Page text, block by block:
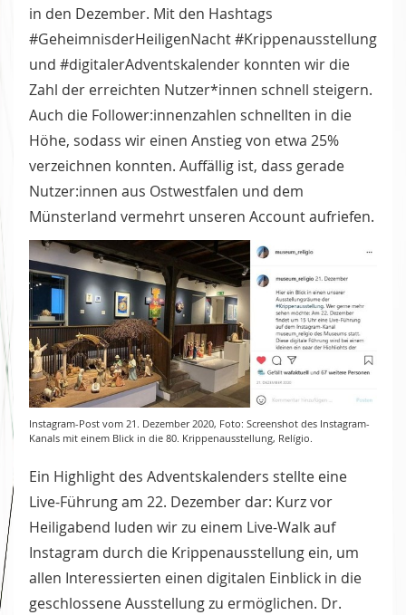
in den Dezember. Mit den Hashtags
#GeheimnisderHeiligenNacht #Krippenausstellung
und #digitalerAdventskalender konnten wir die
Zahl der erreichten Nutzer*innen schnell steigern.
Auch die Follower:innenzahlen schnellten in die
Höhe, sodass wir einen Anstieg von etwa 25%
verzeichnen konnten. Auffällig ist, dass gerade
Nutzer:innen aus Ostwestfalen und dem
Münsterland vermehrt unseren Account aufriefen.
Instagram-Post vom 21. Dezember 2020, Foto: Screenshot des Instagram-
Kanals mit einem Blick in die 80. Krippenausstellung, Relígio.
Ein Highlight des Adventskalenders stellte eine
Live-Führung am 22. Dezember dar: Kurz vor
Heiligabend luden wir zu einem Live-Walk auf
Instagram durch die Krippenausstellung ein, um
allen Interessierten einen digitalen Einblick in die
geschlossene Ausstellung zu ermöglichen. Dr.